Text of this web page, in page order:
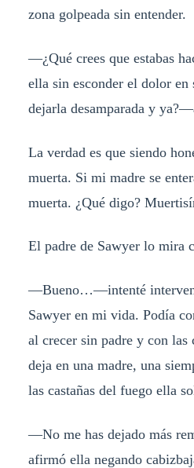
zona golpeada sin entender.
—¿Qué crees que estabas
ella sin esconder el dolor
dejarla desamparada y
La verdad es que siendo
muerta. Si mi madre se
muerta. ¿Qué digo?
El padre de Sawyer lo mira
—Bueno…—intenté
Sawyer en mi vida. Podía
al crecer sin padre y con las
deja en una madre, una
las castañas del fuego ella
—No me has dejado más
afirmó ella negando